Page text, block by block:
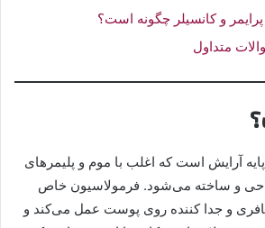
و کانسیلر چگونه است؟
متداول
آرایش است که اغلب با موم و پلیمرهای
و ساخته می‌شود. فرمولاسیون خاص
بافری و جدا کننده روی پوست عمل می‌کند و